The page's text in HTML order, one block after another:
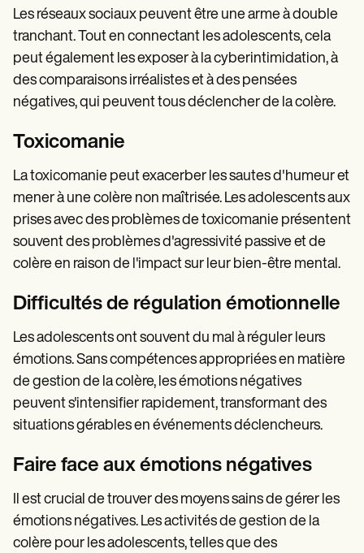
Les réseaux sociaux peuvent être une arme à double
tranchant. Tout en connectant les adolescents, cela
peut également les exposer à la cyberintimidation, à
des comparaisons irréalistes et à des pensées
négatives, qui peuvent tous déclencher de la colère.
Toxicomanie
La toxicomanie peut exacerber les sautes d'humeur et
mener à une colère non maîtrisée. Les adolescents aux
prises avec des problèmes de toxicomanie présentent
souvent des problèmes d'agressivité passive et de
colère en raison de l'impact sur leur bien-être mental.
Difficultés de régulation émotionnelle
Les adolescents ont souvent du mal à réguler leurs
émotions. Sans compétences appropriées en matière
de gestion de la colère, les émotions négatives
peuvent s'intensifier rapidement, transformant des
situations gérables en événements déclencheurs.
Faire face aux émotions négatives
Il est crucial de trouver des moyens sains de gérer les
émotions négatives. Les activités de gestion de la
colère pour les adolescents, telles que des